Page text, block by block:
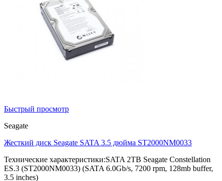
Быстрый просмотр
Seagate
Жесткий диск Seagate SATA 3.5 дюйма ST2000NM0033
Технические характеристики:SATA 2TB Seagate Constellation
ES.3 (ST2000NM0033) (SATA 6.0Gb/s, 7200 rpm, 128mb buffer,
3.5 inches)